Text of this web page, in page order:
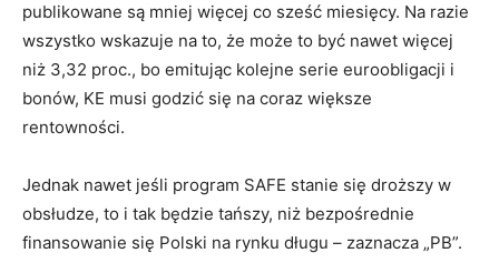
publikowane są mniej więcej co sześć miesięcy. Na razie
wszystko wskazuje na to, że może to być nawet więcej
niż 3,32 proc., bo emitując kolejne serie euroobligacji i
bonów, KE musi godzić się na coraz większe
rentowności.
Jednak nawet jeśli program SAFE stanie się droższy w
obsłudze, to i tak będzie tańszy, niż bezpośrednie
finansowanie się Polski na rynku długu – zaznacza „PB”.